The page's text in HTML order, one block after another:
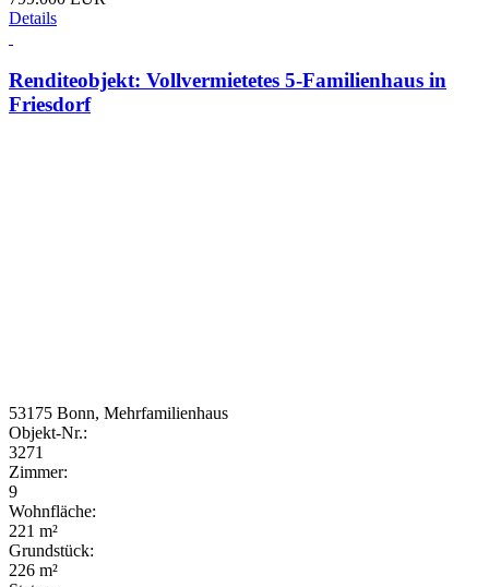
Details
Renditeobjekt: Vollvermietetes 5-Familienhaus in
Friesdorf
53175 Bonn, Mehrfamilienhaus
Objekt-Nr.:
3271
Zimmer:
9
Wohnfläche:
221 m²
Grundstück:
226 m²